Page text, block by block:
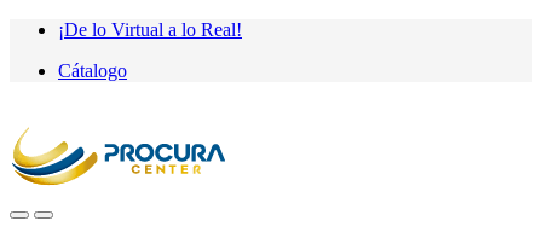
Saltar
navegación
saltar
contenido
¡De lo Virtual a lo Real!
Cátalogo